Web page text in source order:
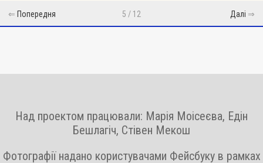
⇐ Попередня 5 / 12 Далі ⇒
Над проектом працювали: Марія Моісеєва, Едін
Бешлагіч, Стівен Мекош
Фотографії надано користувачами Фейсбуку в рамках